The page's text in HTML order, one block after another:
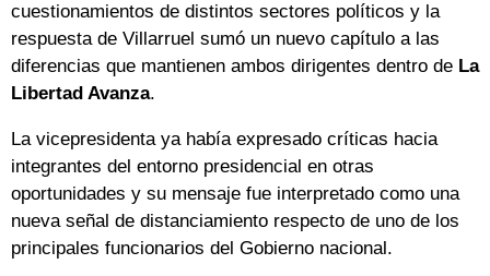
cuestionamientos de distintos sectores políticos y la
respuesta de Villarruel sumó un nuevo capítulo a las
diferencias que mantienen ambos dirigentes dentro de La
Libertad Avanza.
La vicepresidenta ya había expresado críticas hacia
integrantes del entorno presidencial en otras
oportunidades y su mensaje fue interpretado como una
nueva señal de distanciamiento respecto de uno de los
principales funcionarios del Gobierno nacional.